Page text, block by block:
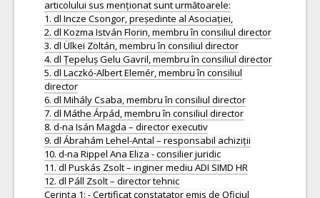
articolului sus menționat sunt următoarele:
1. dl Incze Csongor, președinte al Asociației,
2. dl Kozma István Florin, membru în consiliul director
3. dl Ülkei Zoltán, membru în consiliul director
4. dl Țepeluș Gelu Gavril, membru în consiliul director
5. dl Laczkó-Albert Elemér, membru în consiliul
director
6. dl Mihály Csaba, membru în consiliul director
7. dl Máthe Árpád, membru în consiliul director
8. d-na Isán Magda – director executiv
9. dl Ábrahám Lehel-Antal – responsabil achiziții
10. d-na Rippel Ana Eliza - consilier juridic
11. dl Puskás Zsolt – inginer mediu ADI SIMD HR
12. dl Páll Zsolt – director tehnic
Cerinţa 1: - Certificat constatator emis de Oficiul